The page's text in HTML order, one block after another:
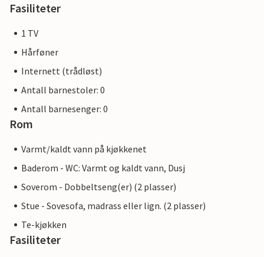
Fasiliteter
1 TV
Hårføner
Internett (trådløst)
Antall barnestoler: 0
Antall barnesenger: 0
Rom
Varmt/kaldt vann på kjøkkenet
Baderom - WC: Varmt og kaldt vann, Dusj
Soverom - Dobbeltseng(er) (2 plasser)
Stue - Sovesofa, madrass eller lign. (2 plasser)
Te-kjøkken
Fasiliteter